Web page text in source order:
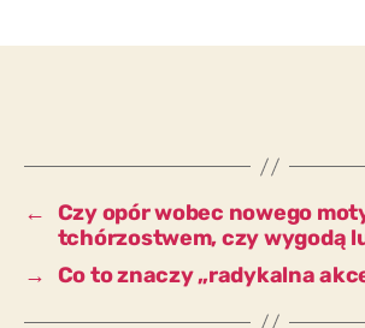
← Czy opór wobec nowego
tchórzostwem, czy wygodą
→ Co to znaczy „radykalna